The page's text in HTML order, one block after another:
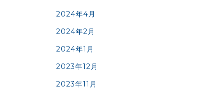
2024年4月
2024年2月
2024年1月
2023年12月
2023年11月